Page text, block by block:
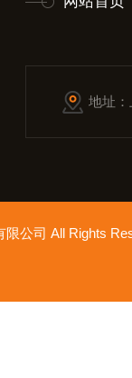
地址
限公司 All Rights